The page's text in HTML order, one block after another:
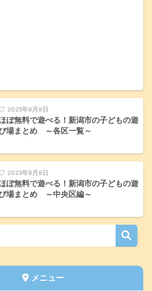
2023年8月8日
ぼ無料で遊べる！新潟市の子どもの遊
場まとめ ～各区一覧～
2023年8月8日
ぼ無料で遊べる！新潟市の子どもの遊
場まとめ ～中央区編～
メニュー